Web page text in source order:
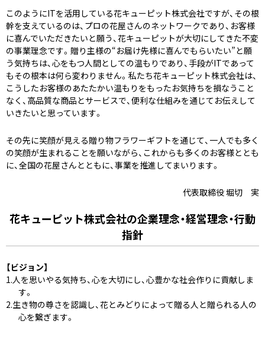
このようにITを活用している花キューピット株式会社ですが、その根
幹を支えているのは、プロの花屋さんのネットワークであり、お客様
に喜んでいただきたいと願う、花キューピットが大切にしてきた不変
の事業理念です。贈り主様の“お届け先様に喜んでもらいたい”と願
う気持ちは、心をもつ人間としての温もりであり、手段がITであって
もその根本は何ら変わりません。私たち花キューピット株式会社は、
こうしたお客様のあたたかい温もりをもったお気持ちを損なうこと
なく、高品質な商品とサービスで、便利な仕組みを通じてお伝えして
いきたいと思っています。
その先に笑顔が見える贈り物――フラワーギフトを通じて、一人でも多く
の笑顔が生まれることを願いながら、これからも多くのお客様ととも
に、全国の花屋さんとともに、事業を推進してまいります。
代表取締役 堀切 実
花キューピット株式会社の企業理念・経営理念・行動
指針
【ビジョン】
人を思いやる気持ち、心を大切にし、心豊かな社会作りに貢献しま
す。
生き物の尊さを認識し、花とみどりによって贈る人と贈られる人の
心を繋ぎます。